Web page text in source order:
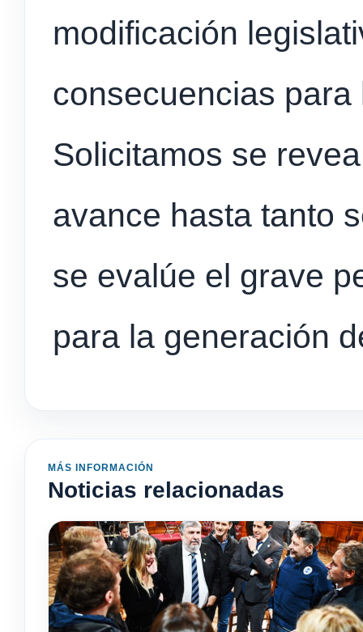
modificación
consecuencias
Solicitamos se
avance hasta tanto
se evalúe el grave
para la generación
MÁS INFORMACIÓN
Noticias relacionadas